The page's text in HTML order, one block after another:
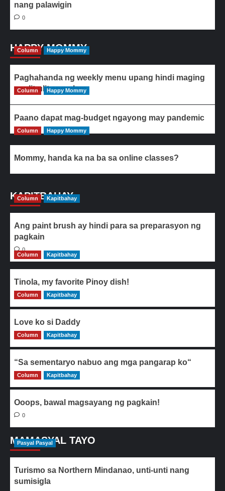
nang palawigin
0
HAPPY MOMMY
Column Happy Mommy
Paghahanda ng weekly menu upang hindi maging
paulit-ulit ang ulam
Column Happy Mommy
Paano dapat mag-budget ngayong may pandemic
Column Happy Mommy
Mommy, handa ka na ba sa online classes?
KAPITBAHAY
Column Kapitbahay
Ang paint brush ay hindi para sa preparasyon ng
pagkain
0
Column
Kapitbahay
Tinola, my favorite Pinoy dish!
0
Column Kapitbahay
Love ko si Daddy
0
Column Kapitbahay
“Sa sementaryo nabuo ang mga pangarap ko“
0
Column Kapitbahay
Ooops, bawal magsayang ng pagkain!
0
MAMASYAL TAYO
Pasyal Pasyal
Turismo sa Northern Mindanao, unti-unti nang
sumisigla